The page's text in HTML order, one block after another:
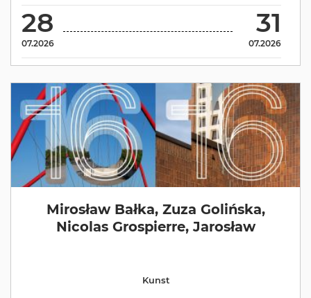
28
07.2026
31
07.2026
Mirosław Bałka, Zuza Golińska,
Nicolas Grospierre, Jarosław
Kunst